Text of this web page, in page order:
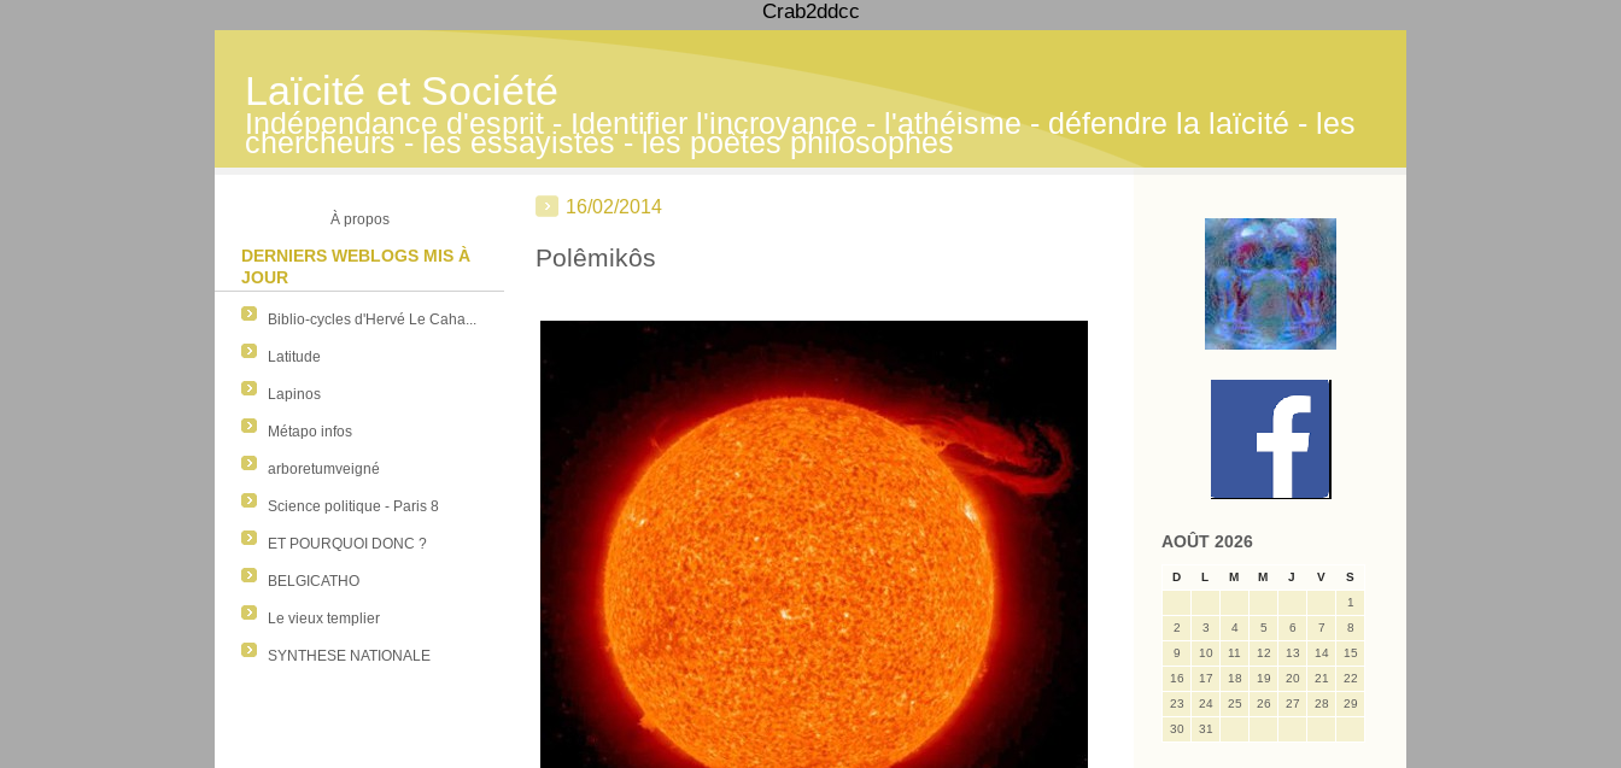
Crab2ddcc
Laïcité et Société
Indépendance d'esprit - Identifier l'incroyance - l'athéisme - défendre la laïcité - les
chercheurs - les essayistes - les poètes philosophes
À propos
DERNIERS WEBLOGS MIS À
JOUR
Biblio-cycles d'Hervé Le Caha...
Latitude
Lapinos
Métapo infos
arboretumveigné
Science politique - Paris 8
ET POURQUOI DONC ?
BELGICATHO
Le vieux templier
SYNTHESE NATIONALE
AOÛT 2026
D L M M J V
S
1
2
3 4 5 6 7
8
9
10 11 12 13 14
15
16
17 18 19 20 21
22
23
24 25 26 27 28
29
30
31
16/02/2014
Polêmikôs